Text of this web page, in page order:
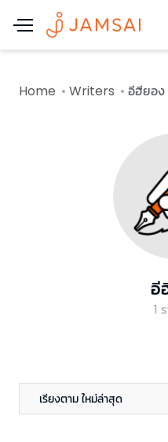
Home Writers อีฮียอง
อี
1
เรียงตาม ใหม่ล่าสุด